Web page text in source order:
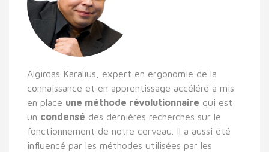
Algirdas Karalius, expert en ergonomie de la
connaissance et en apprentissage accéléré à mis
en place une méthode révolutionnaire qui est
un condensé des dernières recherches sur le
fonctionnement de notre cerveau. Il a aussi été
influencé par les méthodes utilisées par les